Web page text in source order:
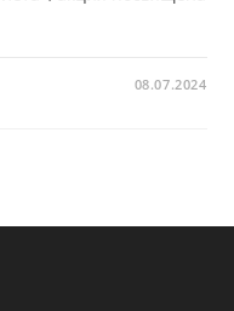
08.07.2024